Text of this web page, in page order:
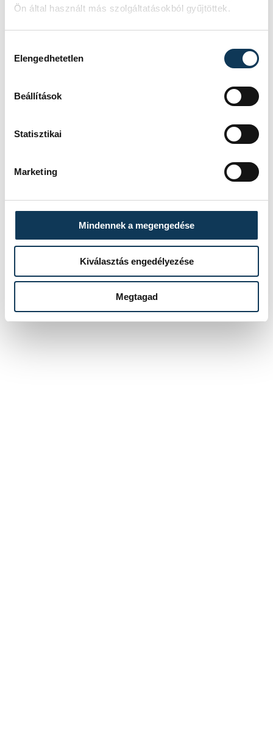
Ön által használt más szolgáltatásokból gyűjtöttek.
Elengedhetetlen
Beállítások
Statisztikai
Marketing
Mindennek a megengedése
Kiválasztás engedélyezése
Megtagad